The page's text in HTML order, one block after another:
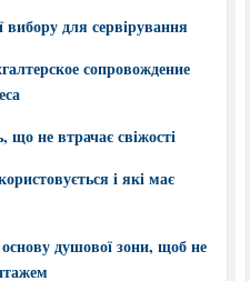
для сервірування
сопровождение
що не втрачає свіжості
і які має
душової зони, щоб не